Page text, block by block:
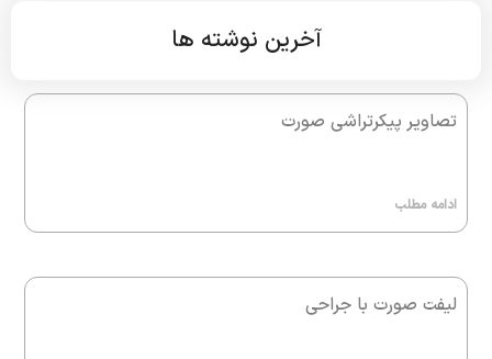
آخرین نوشته ها
تصاویر پیکرتراشی صورت
ادامه مطلب
لیفت صورت با جراحی